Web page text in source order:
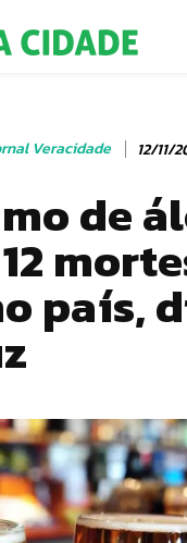
Veracidade 12/11/
de
país,